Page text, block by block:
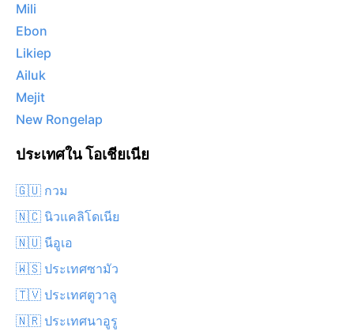
Mili
Ebon
Likiep
Ailuk
Mejit
New Rongelap
ประเทศใน โอเชียเนีย
🇬🇺 กวม
🇳🇨 นิวแคลิโดเนีย
🇳🇺 นีอูเอ
🇼🇸 ประเทศซามัว
🇹🇻 ประเทศตูวาลู
🇳🇷 ประเทศนาอูรู